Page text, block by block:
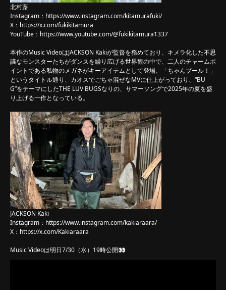
北村蕗
Instagram： https://www.instagram.com/kitamurafuki/
X： https://x.com/fukikitamura
YouTube： https://www.youtube.com/@fukikitamura1337
本作のMusic VideoはJACKSON Kakiが監督を務めており、キメラ化した不思
議なモンスターたちがダンスを繰り広げる世界観の中で、二人のチャームポ
イントである私物のメガネがキーアイテムとして登場。「ちゃんプール！」
というタイトル通り、カオスでごちゃ混ぜなMVに仕上がっており、“BU
G”をテーマにしたTHE LUV BUGSなりの、サマーソングで2025年の夏を盛
り上げる一作となっている。
JACKSON Kaki
Instagram： https://www.instagram.com/kakiaraara/
X： https://x.com/Kakiaraara
Music Videoは明日7/30（水）19時公開👀